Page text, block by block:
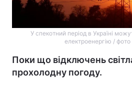
У спекотний період в Україні
електроенергію / фото
Поки що відключень
прохолодну погоду.